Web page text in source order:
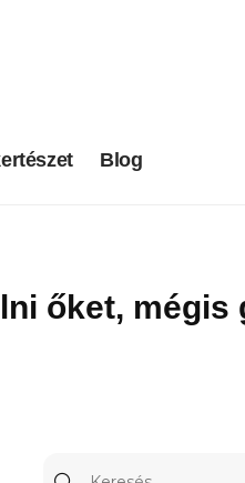
Blog
őket, mégis